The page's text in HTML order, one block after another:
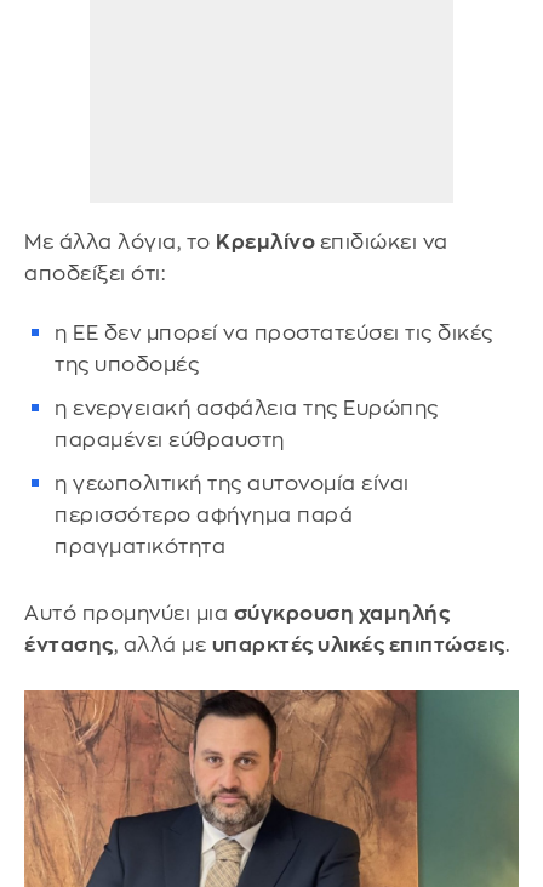
Με άλλα λόγια, το Κρεμλίνο επιδιώκει να
αποδείξει ότι:
η ΕΕ δεν μπορεί να προστατεύσει τις δικές
της υποδομές
η ενεργειακή ασφάλεια της Ευρώπης
παραμένει εύθραυστη
η γεωπολιτική της αυτονομία είναι
περισσότερο αφήγημα παρά
πραγματικότητα
Αυτό προμηνύει μια σύγκρουση χαμηλής
έντασης, αλλά με υπαρκτές υλικές επιπτώσεις.